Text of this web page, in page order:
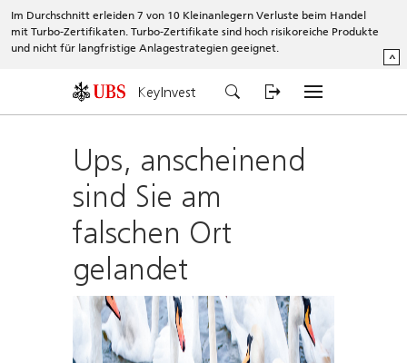
Im Durchschnitt erleiden 7 von 10 Kleinanlegern Verluste beim Handel
mit Turbo-Zertifikaten. Turbo-Zertifikate sind hoch risikoreiche Produkte
und nicht für langfristige Anlagestrategien geeignet.
^
KeyInvest
Ups, anscheinend
sind Sie am
falschen Ort
gelandet